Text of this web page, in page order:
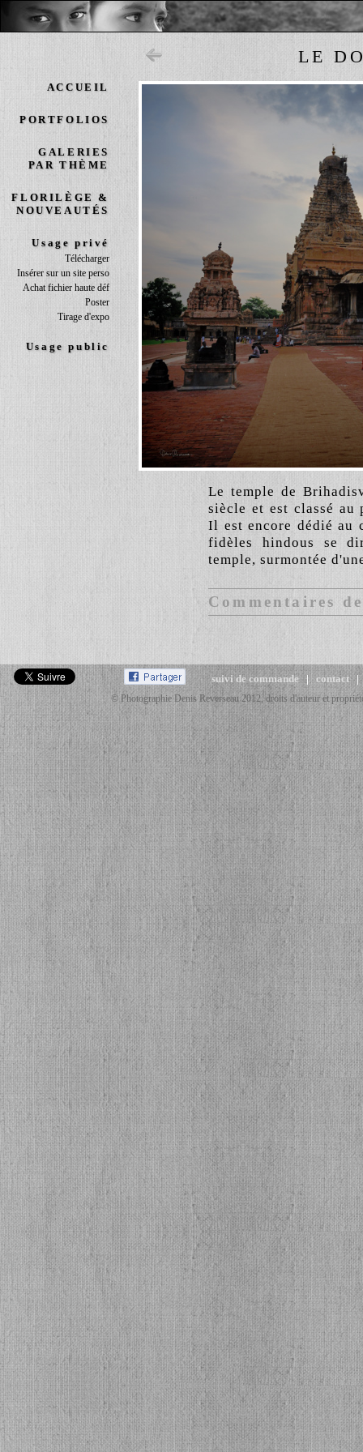
LE
ACCUEIL
PORTFOLIOS
GALERIES
PAR THÈME
FLORILÈGE &
NOUVEAUTÉS
Usage privé
Télécharger
Insérer sur un site perso
Achat fichier haute déf
Poster
Tirage d'expo
Usage public
Le temple de
siècle et est classé au
Il est encore dédié
fidèles hindous se
temple, surmontée
Commentaires
suivi de commande | contact
© Photographie Denis Reverseau 2012, droits d'auteur et